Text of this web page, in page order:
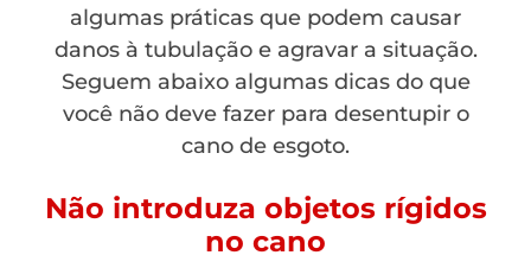
algumas práticas que podem causar
danos à tubulação e agravar a situação.
Seguem abaixo algumas dicas do que
você não deve fazer para desentupir o
cano de esgoto.
Não introduza objetos rígidos
no cano